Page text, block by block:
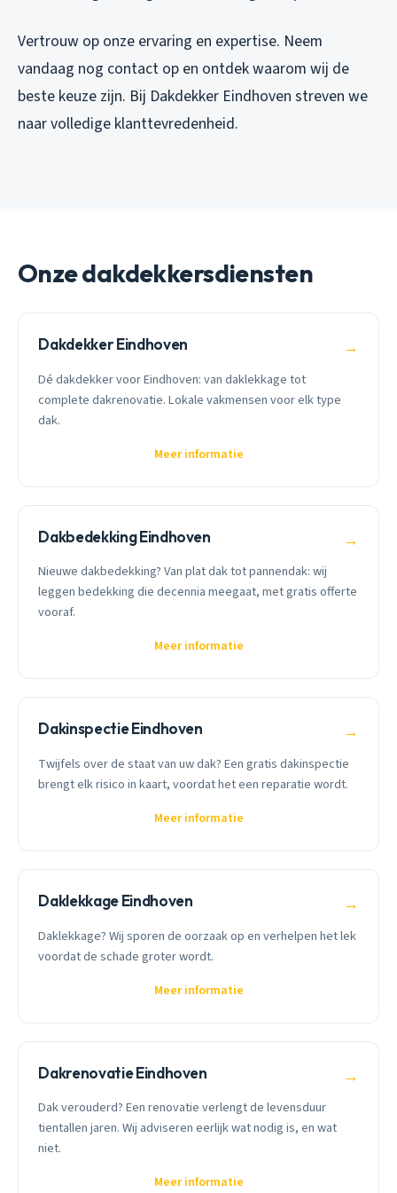
Vertrouw op onze ervaring en expertise. Neem
vandaag nog contact op en ontdek waarom wij de
beste keuze zijn. Bij Dakdekker Eindhoven streven we
naar volledige klanttevredenheid.
Onze dakdekkersdiensten
Dakdekker Eindhoven →
Dé dakdekker voor Eindhoven: van daklekkage tot
complete dakrenovatie. Lokale vakmensen voor elk type
dak.
Meer informatie
Dakbedekking Eindhoven →
Nieuwe dakbedekking? Van plat dak tot pannendak: wij
leggen bedekking die decennia meegaat, met gratis offerte
vooraf.
Meer informatie
Dakinspectie Eindhoven →
Twijfels over de staat van uw dak? Een gratis dakinspectie
brengt elk risico in kaart, voordat het een reparatie wordt.
Meer informatie
Daklekkage Eindhoven →
Daklekkage? Wij sporen de oorzaak op en verhelpen het lek
voordat de schade groter wordt.
Meer informatie
Dakrenovatie Eindhoven →
Dak verouderd? Een renovatie verlengt de levensduur
tientallen jaren. Wij adviseren eerlijk wat nodig is, en wat
niet.
Meer informatie